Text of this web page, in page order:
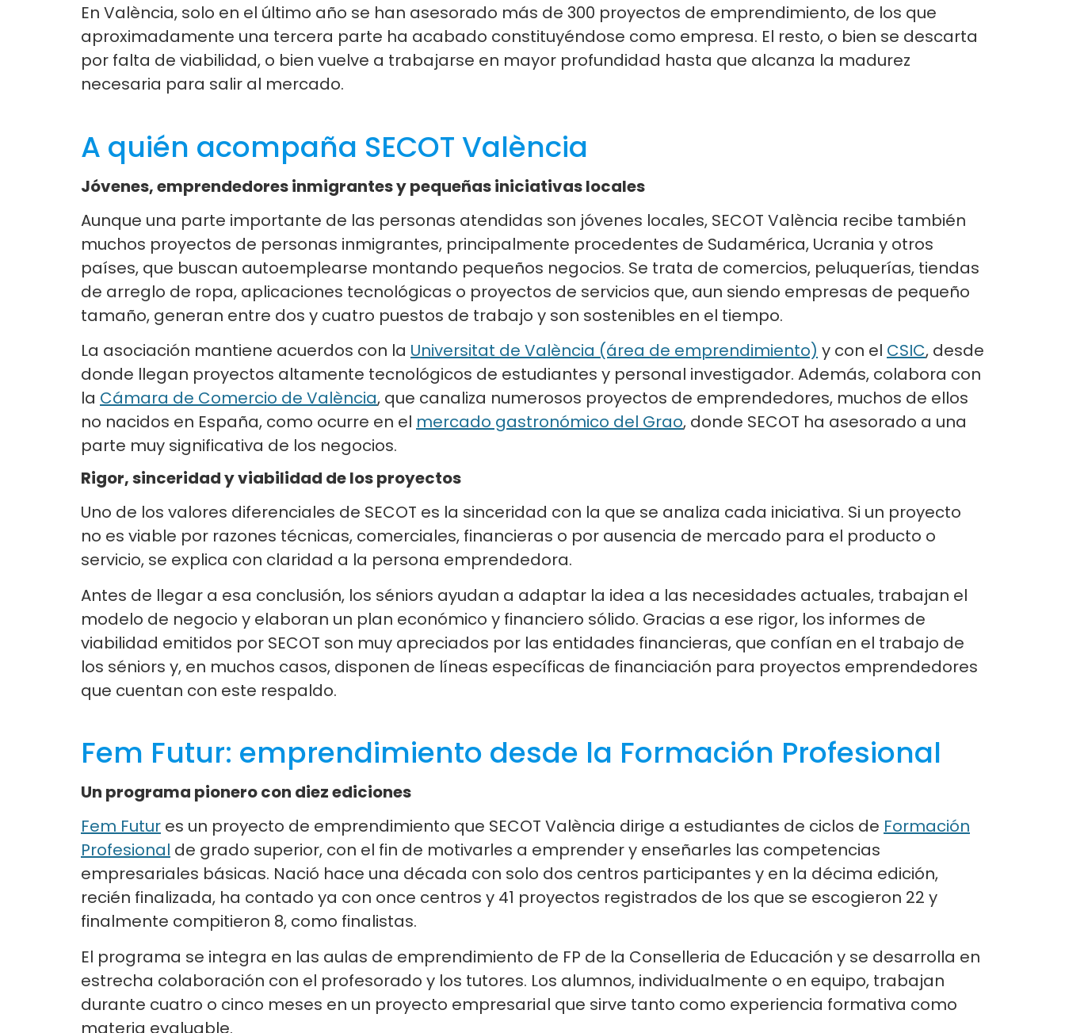
En València, solo en el último año se han asesorado más de 300 proyectos de emprendimiento, de los que
aproximadamente una tercera parte ha acabado constituyéndose como empresa. El resto, o bien se descarta
por falta de viabilidad, o bien vuelve a trabajarse en mayor profundidad hasta que alcanza la madurez
necesaria para salir al mercado.
A quién acompaña SECOT València
Jóvenes, emprendedores inmigrantes y pequeñas iniciativas locales
Aunque una parte importante de las personas atendidas son jóvenes locales, SECOT València recibe también
muchos proyectos de personas inmigrantes, principalmente procedentes de Sudamérica, Ucrania y otros
países, que buscan autoemplearse montando pequeños negocios. Se trata de comercios, peluquerías, tiendas
de arreglo de ropa, aplicaciones tecnológicas o proyectos de servicios que, aun siendo empresas de pequeño
tamaño, generan entre dos y cuatro puestos de trabajo y son sostenibles en el tiempo.
La asociación mantiene acuerdos con la Universitat de València (área de emprendimiento) y con el CSIC, desde
donde llegan proyectos altamente tecnológicos de estudiantes y personal investigador. Además, colabora con
la Cámara de Comercio de València, que canaliza numerosos proyectos de emprendedores, muchos de ellos
no nacidos en España, como ocurre en el mercado gastronómico del Grao, donde SECOT ha asesorado a una
parte muy significativa de los negocios.
Rigor, sinceridad y viabilidad de los proyectos
Uno de los valores diferenciales de SECOT es la sinceridad con la que se analiza cada iniciativa. Si un proyecto
no es viable por razones técnicas, comerciales, financieras o por ausencia de mercado para el producto o
servicio, se explica con claridad a la persona emprendedora.
Antes de llegar a esa conclusión, los séniors ayudan a adaptar la idea a las necesidades actuales, trabajan el
modelo de negocio y elaboran un plan económico y financiero sólido. Gracias a ese rigor, los informes de
viabilidad emitidos por SECOT son muy apreciados por las entidades financieras, que confían en el trabajo de
los séniors y, en muchos casos, disponen de líneas específicas de financiación para proyectos emprendedores
que cuentan con este respaldo.
Fem Futur: emprendimiento desde la Formación Profesional
Un programa pionero con diez ediciones
Fem Futur es un proyecto de emprendimiento que SECOT València dirige a estudiantes de ciclos de Formación
Profesional de grado superior, con el fin de motivarles a emprender y enseñarles las competencias
empresariales básicas. Nació hace una década con solo dos centros participantes y en la décima edición,
recién finalizada, ha contado ya con once centros y 41 proyectos registrados de los que se escogieron 22 y
finalmente compitieron 8, como finalistas.
El programa se integra en las aulas de emprendimiento de FP de la Conselleria de Educación y se desarrolla en
estrecha colaboración con el profesorado y los tutores. Los alumnos, individualmente o en equipo, trabajan
durante cuatro o cinco meses en un proyecto empresarial que sirve tanto como experiencia formativa como
materia evaluable.